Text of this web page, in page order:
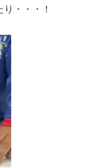
・・・！